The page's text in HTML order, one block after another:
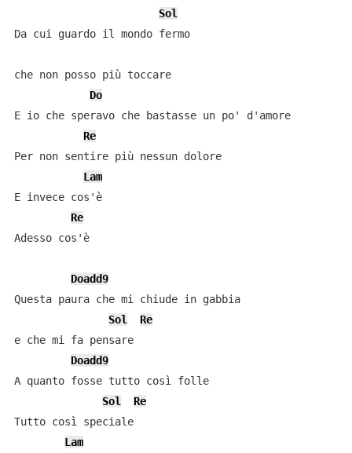
Sol
Da cui guardo il mondo fermo
che non posso più toccare
Do
E io che speravo che bastasse un po' d'amore
Re
Per non sentire più nessun dolore
Lam
E invece cos'è
Re
Adesso cos'è
Doadd9
Questa paura che mi chiude in gabbia
Sol
Re
e che mi fa pensare
Doadd9
A quanto fosse tutto così folle
Sol
Re
Tutto così speciale
Lam